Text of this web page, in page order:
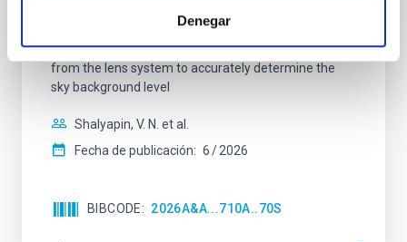
Denegar
hemispheres and using a new photometric
technique. This technique uses a region far enough
from the lens system to accurately determine the
sky background level
Shalyapin, V. N. et al.
Fecha de publicación: 6 2026
BIBCODE 2026A&A...710A..70S